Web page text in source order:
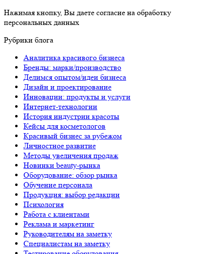
Нажимая кнопку, Вы даете согласие на обработку
персональных данных
Рубрики блога
Аналитика красивого бизнеса
Бренды: марки/производство
Делимся опытом/идеи бизнеса
Дизайн и проектирование
Инновации: продукты и услуги
Интернет-технологии
История индустрии красоты
Кейсы для косметологов
Красивый бизнес за рубежом
Личностное развитие
Методы увеличения продаж
Новинки beauty-рынка
Оборудование: обзор рынка
Обучение персонала
Продукция: выбор редакции
Психология
Работа с клиентами
Реклама и маркетинг
Руководителям на заметку
Специалистам на заметку